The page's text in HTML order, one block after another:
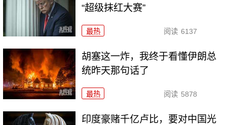
“超级抹红大赛”
最热 阅读 6137
胡塞这一炸，我终于看懂伊朗总
统昨天那句话了
最热 阅读 5878
印度豪赌千亿卢比，要对中国光